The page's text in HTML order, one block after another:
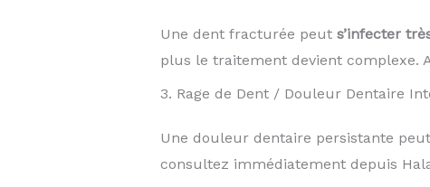
Une dent fracturée peut s’infecter
plus le traitement devient complexe.
3. Rage de Dent / Douleur Dentaire
Une douleur dentaire persistante
consultez immédiatement depuis